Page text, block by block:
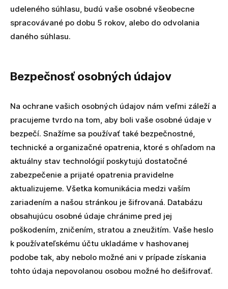
udeleného súhlasu, budú vaše osobné všeobecne
spracovávané po dobu 5 rokov, alebo do odvolania
daného súhlasu.
Bezpečnosť osobných údajov
Na ochrane vašich osobných údajov nám veľmi záleží a
pracujeme tvrdo na tom, aby boli vaše osobné údaje v
bezpečí. Snažíme sa používať také bezpečnostné,
technické a organizačné opatrenia, ktoré s ohľadom na
aktuálny stav technológií poskytujú dostatočné
zabezpečenie a prijaté opatrenia pravidelne
aktualizujeme. Všetka komunikácia medzi vaším
zariadením a našou stránkou je šifrovaná. Databázu
obsahujúcu osobné údaje chránime pred jej
poškodením, zničením, stratou a zneužitím. Vaše heslo
k používateľskému účtu ukladáme v hashovanej
podobe tak, aby nebolo možné ani v prípade získania
tohto údaja nepovolanou osobou možné ho dešifrovať.